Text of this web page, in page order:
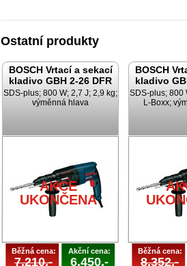
Ostatní produkty
BOSCH Vrtací a sekací
kladivo GBH 2-26 DFR
SDS-plus; 800 W; 2,7 J; 2,9 kg;
výměnná hlava
AKCE
UKONČENA
Běžná cena:
7.210,-
Akční cena:
6.450,-
BOSCH
kladivo
SDS-plus; 800
L-Boxx;
Běžná cena:
8.352,-